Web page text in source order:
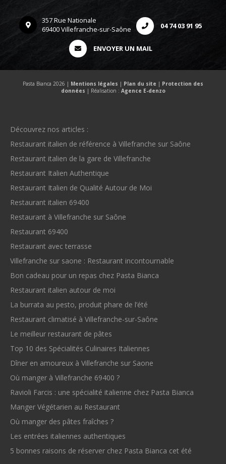
357 Rue Nationale
69400 Villefranche-sur-Saône
04 74 03 91 95
ENVOYER UN MAIL
Pasta Bianca 2026 | Mentions légales | Plan du site | Protection des
données | Réalisation : Agence E-denzo
Découvrez nos articles :
Restaurant italien de référence à Villefranche sur Saône
Restaurant italien de la gare de Villefranche
Restaurant Italien Authentique
Restaurant Italien de Qualité Autour de Moi
Restaurant italien 69400
Restaurant à Villefranche sur Saône
Restaurant 69400
Restaurant avec terrasse
Villefranche sur saone : Restaurant incontournable
Bon cadeau pour un repas chez Pasta Bianca
Restaurant italien autour de moi
La burrata au pesto, produit phare de l’été
Restaurant climatisé à Villefranche-sur-Saône
Le meilleur restaurant de pâtes
Top 10 des Spécialités Culinaires Italiennes
Dîner en amoureux à Villefranche sur Saone
Où manger à Villefranche 69400 ?
Ravioli Farcis : une spécialité italienne chez Pasta Bianca
Manger Végétarien au Restaurant
Où manger des pâtes fraîches ?
Les entrées italiennes authentiques
5 bonnes raisons de réserver chez Pasta Bianca cet été